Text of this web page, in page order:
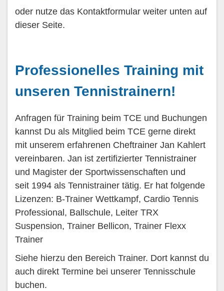
oder nutze das Kontaktformular weiter unten auf
dieser Seite.
Professionelles Training mit
unseren Tennistrainern!
Anfragen für Training beim TCE und Buchungen
kannst Du als Mitglied beim TCE gerne direkt
mit unserem erfahrenen Cheftrainer Jan Kahlert
vereinbaren. Jan ist zertifizierter Tennistrainer
und Magister der Sportwissenschaften und
seit 1994 als Tennistrainer tätig. Er hat folgende
Lizenzen: B-Trainer Wettkampf, Cardio Tennis
Professional, Ballschule, Leiter TRX
Suspension, Trainer Bellicon, Trainer Flexx
Trainer
Siehe hierzu den Bereich Trainer. Dort kannst du
auch direkt Termine bei unserer Tennisschule
buchen.